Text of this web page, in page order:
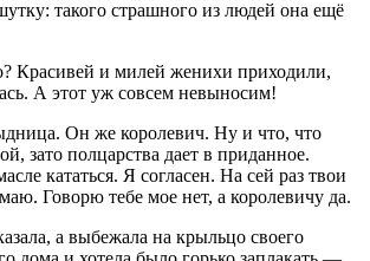
такого страшного из людей она ещё
Красивей и милей женихи приходили,
А этот уж совсем невыносим!
Он же королевич. Ну и что, что
зато полцарства дает в приданное.
кататься. Я согласен. На сей раз твои
Говорю тебе мое нет, а королевичу да.
а выбежала на крыльцо своего